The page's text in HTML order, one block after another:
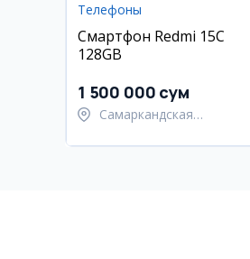
Телефоны
Смартфон Redmi 15C
128GB
1 500 000 сум
Самаркандская
район